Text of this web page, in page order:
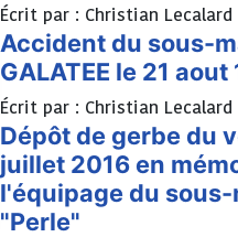
Écrit par : Christian Lecalard
Accident du sous-
GALATEE le 21 aout
Écrit par : Christian Lecalard
Dépôt de gerbe du
juillet 2016 en
l'équipage du
"Perle"